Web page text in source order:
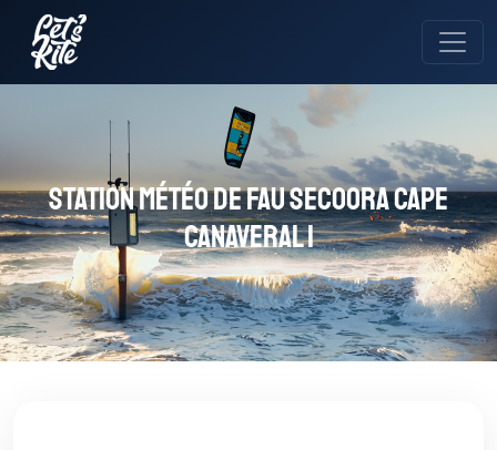
Station météo de FAU SECOORA Cape
Canaveral 1